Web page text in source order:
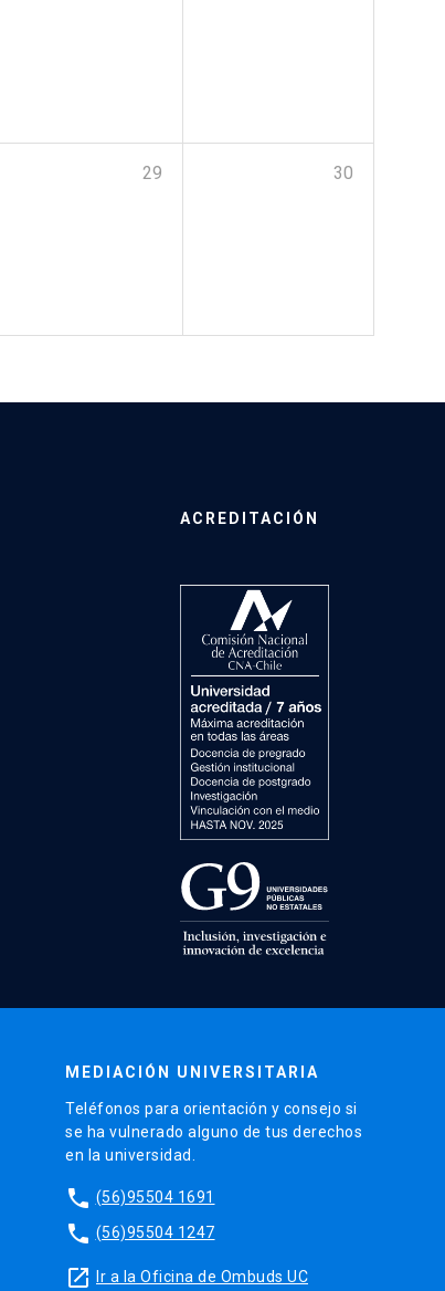
29 30
ACREDITACIÓN
MEDIACIÓN UNIVERSITARIA
Teléfonos para orientación y consejo si
se ha vulnerado alguno de tus derechos
en la universidad.
phone (56)95504 1691
phone (56)95504 1247
launch Ir a la Oficina de Ombuds UC